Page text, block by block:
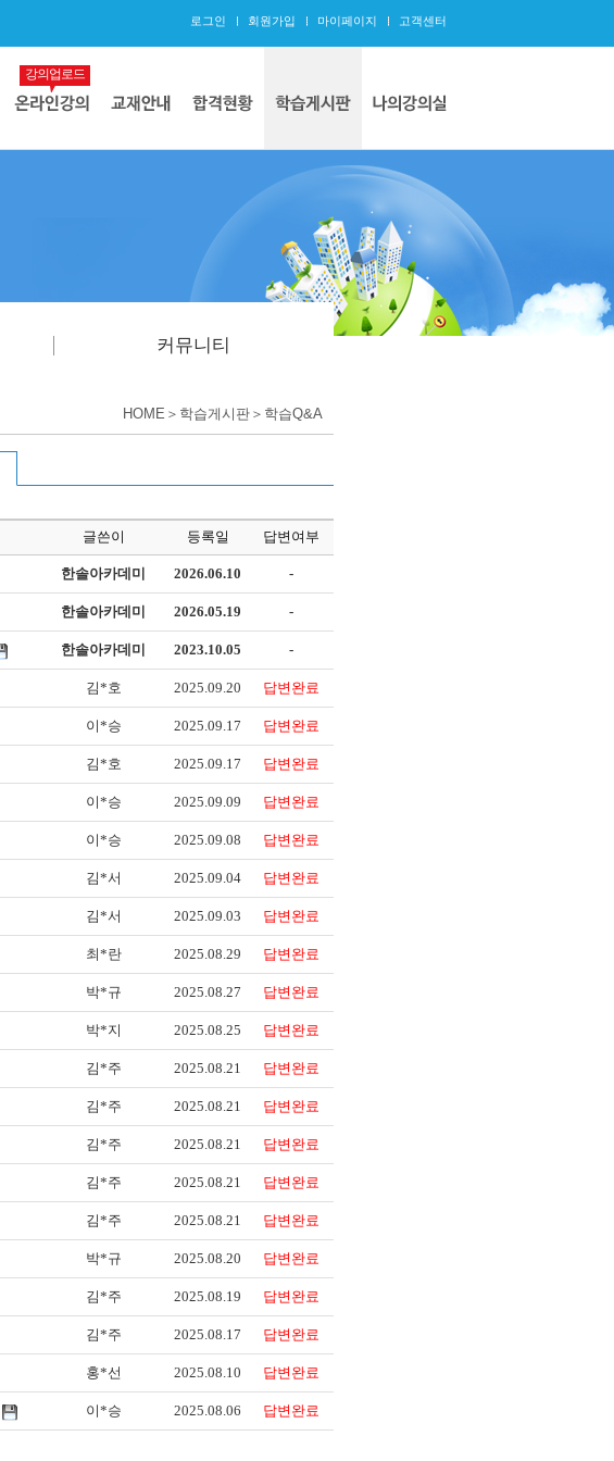
로그인 회원가입 마이페이지 고객센터
강의업로드
커뮤니티
HOME＞학습게시판＞학습Q&A
글쓴이 등록일 답변여부
한솔아카데미 2026.06.10 -
한솔아카데미 2026.05.19 -
한솔아카데미 2023.10.05 -
김*호 2025.09.20 답변완료
이*승 2025.09.17 답변완료
김*호 2025.09.17 답변완료
이*승 2025.09.09 답변완료
이*승 2025.09.08 답변완료
김*서 2025.09.04 답변완료
김*서 2025.09.03 답변완료
최*란 2025.08.29 답변완료
박*규 2025.08.27 답변완료
박*지 2025.08.25 답변완료
김*주 2025.08.21 답변완료
김*주 2025.08.21 답변완료
김*주 2025.08.21 답변완료
김*주 2025.08.21 답변완료
김*주 2025.08.21 답변완료
박*규 2025.08.20 답변완료
김*주 2025.08.19 답변완료
김*주 2025.08.17 답변완료
홍*선 2025.08.10 답변완료
이*승 2025.08.06 답변완료